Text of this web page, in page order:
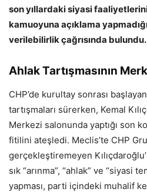
son yıllardaki siyasi
kamuoyuna açıklama
verilebilirlik çağrısında bulundu.
Ahlak Tartışmasının
CHP’de kurultay sonrası
tartışmaları sürerken, Kemal
Merkezi salonunda yaptığı son
fitilini ateşledi. Meclis’te CHP
gerçekleştiremeyen
sık “arınma”, “ahlak” ve “siyasi
yapması, parti içindeki muhalif